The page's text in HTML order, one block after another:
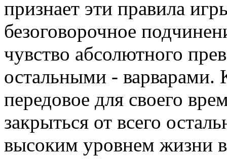
признает эти правила
безоговорочное
чувство абсолютного
остальными - варварами.
передовое для своего
закрыться от всего
высоким уровнем жизни